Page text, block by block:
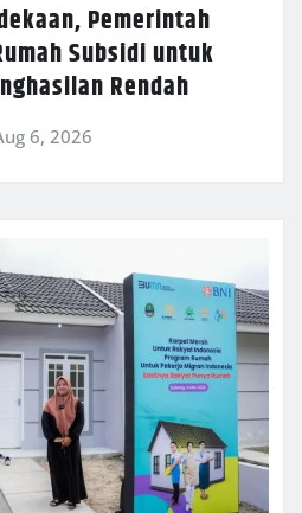
Pemerintah
Subsidi untuk
Rendah
6, 2026